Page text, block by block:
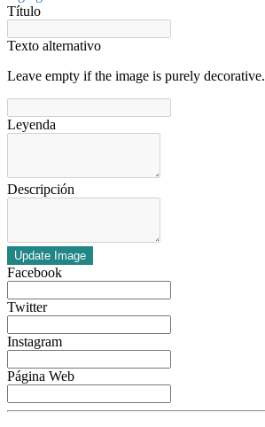
Título
Texto alternativo
Leave empty if the image is purely decorative.
Leyenda
Descripción
Update Image
Facebook
Twitter
Instagram
Página Web